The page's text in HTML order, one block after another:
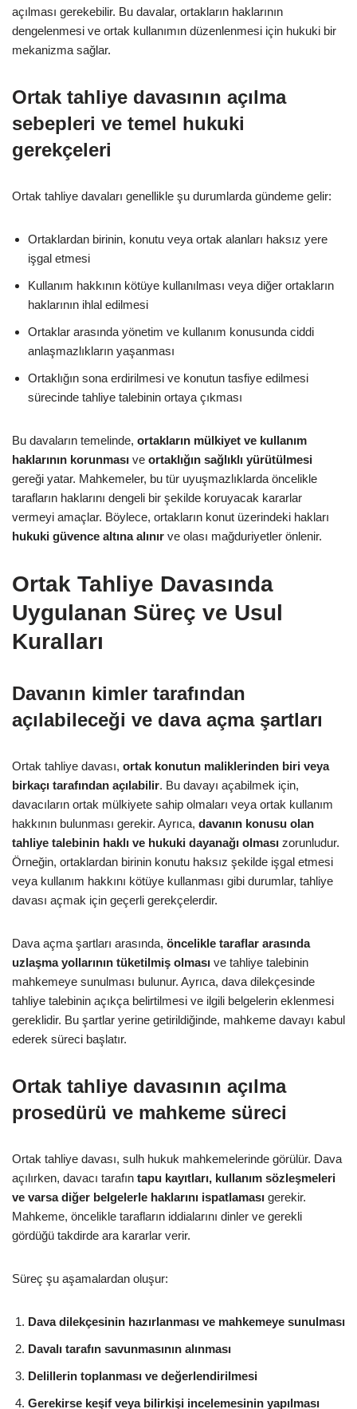
açılması gerekebilir. Bu davalar, ortakların haklarının
dengelenmesi ve ortak kullanımın düzenlenmesi için hukuki bir
mekanizma sağlar.
Ortak tahliye davasının açılma
sebepleri ve temel hukuki
gerekçeleri
Ortak tahliye davaları genellikle şu durumlarda gündeme gelir:
Ortaklardan birinin, konutu veya ortak alanları haksız yere
işgal etmesi
Kullanım hakkının kötüye kullanılması veya diğer ortakların
haklarının ihlal edilmesi
Ortaklar arasında yönetim ve kullanım konusunda ciddi
anlaşmazlıkların yaşanması
Ortaklığın sona erdirilmesi ve konutun tasfiye edilmesi
sürecinde tahliye talebinin ortaya çıkması
Bu davaların temelinde, ortakların mülkiyet ve kullanım
haklarının korunması ve ortaklığın sağlıklı yürütülmesi
gereği yatar. Mahkemeler, bu tür uyuşmazlıklarda öncelikle
tarafların haklarını dengeli bir şekilde koruyacak kararlar
vermeyi amaçlar. Böylece, ortakların konut üzerindeki hakları
hukuki güvence altına alınır ve olası mağduriyetler önlenir.
Ortak Tahliye Davasında
Uygulanan Süreç ve Usul
Kuralları
Davanın kimler tarafından
açılabileceği ve dava açma şartları
Ortak tahliye davası, ortak konutun maliklerinden biri veya
birkaçı tarafından açılabilir. Bu davayı açabilmek için,
davacıların ortak mülkiyete sahip olmaları veya ortak kullanım
hakkının bulunması gerekir. Ayrıca, davanın konusu olan
tahliye talebinin haklı ve hukuki dayanağı olması zorunludur.
Örneğin, ortaklardan birinin konutu haksız şekilde işgal etmesi
veya kullanım hakkını kötüye kullanması gibi durumlar, tahliye
davası açmak için geçerli gerekçelerdir.
Dava açma şartları arasında, öncelikle taraflar arasında
uzlaşma yollarının tüketilmiş olması ve tahliye talebinin
mahkemeye sunulması bulunur. Ayrıca, dava dilekçesinde
tahliye talebinin açıkça belirtilmesi ve ilgili belgelerin eklenmesi
gereklidir. Bu şartlar yerine getirildiğinde, mahkeme davayı kabul
ederek süreci başlatır.
Ortak tahliye davasının açılma
prosedürü ve mahkeme süreci
Ortak tahliye davası, sulh hukuk mahkemelerinde görülür. Dava
açılırken, davacı tarafın tapu kayıtları, kullanım sözleşmeleri
ve varsa diğer belgelerle haklarını ispatlaması gerekir.
Mahkeme, öncelikle tarafların iddialarını dinler ve gerekli
gördüğü takdirde ara kararlar verir.
Süreç şu aşamalardan oluşur:
Dava dilekçesinin hazırlanması ve mahkemeye sunulması
Davalı tarafın savunmasının alınması
Delillerin toplanması ve değerlendirilmesi
Gerekirse keşif veya bilirkişi incelemesinin yapılması